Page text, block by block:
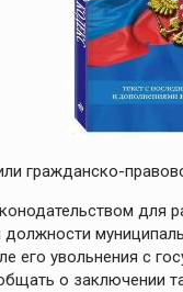
гражданско-
для
его увольнения с
о заключении